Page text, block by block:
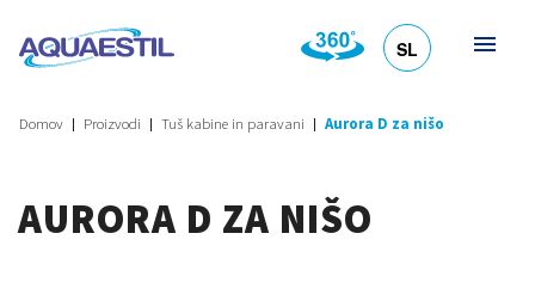
SL
Domov Proizvodi Tuš kabine in paravani Aurora D za nišo
AURORA D ZA NIŠO